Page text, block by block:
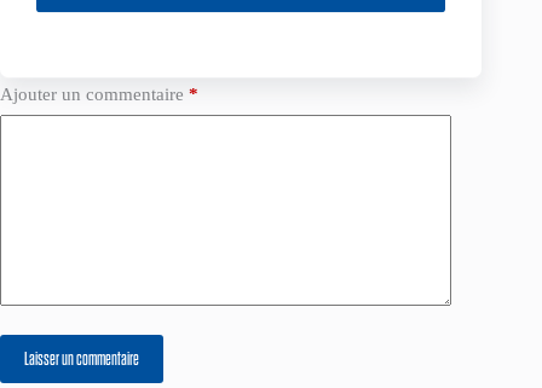
Site web
Ajouter un commentaire *
Laisser un commentaire